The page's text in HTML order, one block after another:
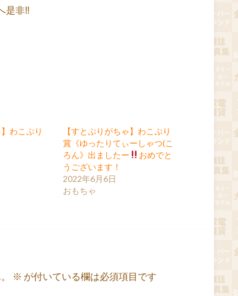
是非‼
わこぷり
【すとぷりがちゃ】わこぷり
賞《ゆったりてぃーしゃつ(こ
ろん》出ましたー
おめでと
うございます！
2022年6月6日
おもちゃ
※ が付いている欄は必須項目です